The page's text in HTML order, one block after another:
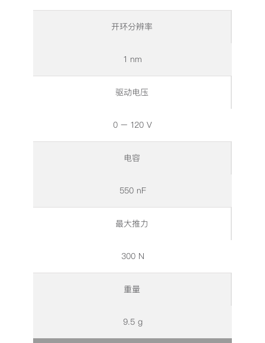
开环分辨率
1 nm
驱动电压
0 – 120 V
电容
550 nF
最大推力
300 N
重量
9.5 g